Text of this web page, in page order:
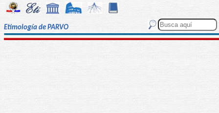
Etimología de PARVO